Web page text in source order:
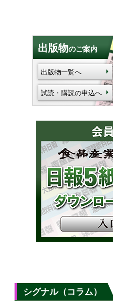
出版物のご案内
出版物一覧へ
試読・購読の申込へ
シグナル（コラム）